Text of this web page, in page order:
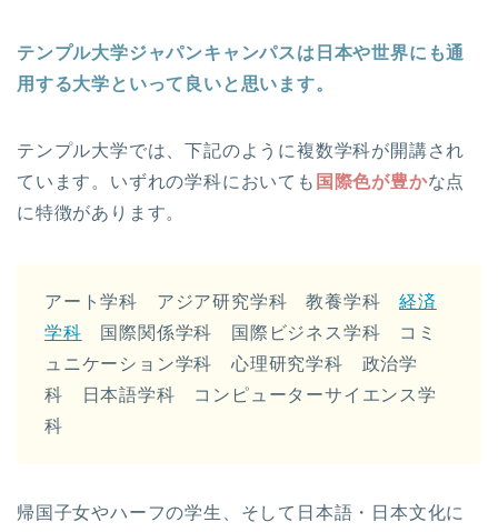
テンプル大学ジャパンキャンパスは日本や世界にも通
用する大学といって良いと思います。
テンプル大学では、下記のように複数学科が開講され
ています。いずれの学科においても 国際色が豊かな点
に特徴があります。
アート学科 アジア研究学科 教養学科経済
学科 国際関係学科 国際ビジネス学科 コミ
ュニケーション学科 心理研究学科 政治学
科 日本語学科 コンピューターサイエンス学
科
帰国子女やハーフの学生、そして日本語・日本文化に